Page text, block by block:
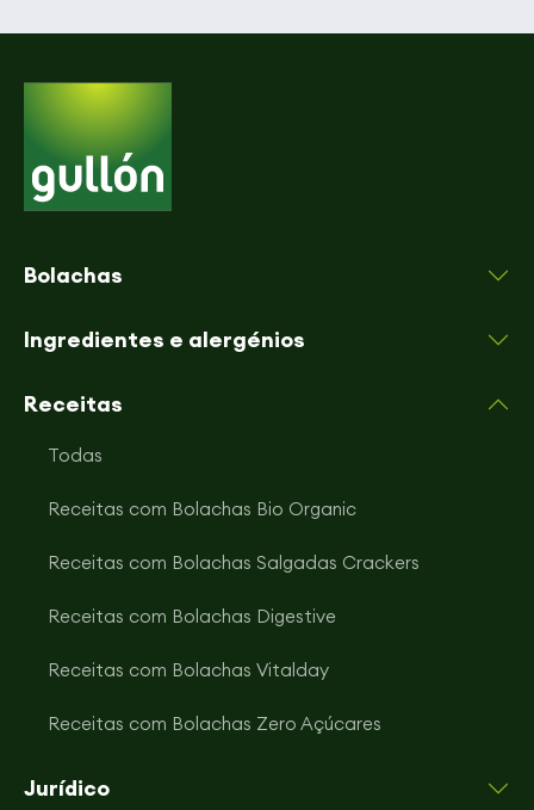
Bolachas
Ingredientes e alergénios
Receitas
Todas
Receitas com Bolachas Bio Organic
Receitas com Bolachas Salgadas Crackers
Receitas com Bolachas Digestive
Receitas com Bolachas Vitalday
Receitas com Bolachas Zero Açúcares
Jurídico